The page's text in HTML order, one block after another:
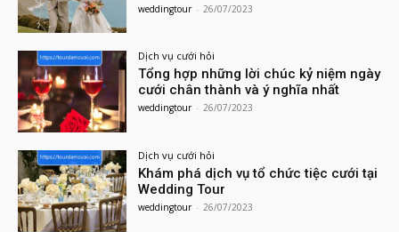
weddingtour - 26/07/2023
Dịch vụ cưới hỏi
Tổng hợp những lời chúc kỷ niệm ngày
cưới chân thành và ý nghĩa nhất
weddingtour - 26/07/2023
Dịch vụ cưới hỏi
Khám phá dịch vụ tổ chức tiệc cưới tại
Wedding Tour
weddingtour - 26/07/2023